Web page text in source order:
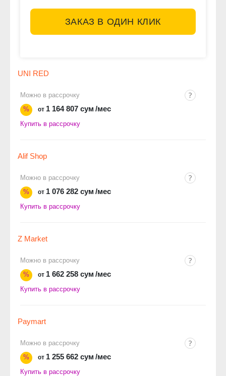
ЗАКАЗ В ОДИН КЛИК
UNI RED
Можно в рассрочку
%
от 1 164 807 сум /мес
Купить в рассрочку
Alif Shop
Можно в рассрочку
%
от 1 076 282 сум /мес
Купить в рассрочку
Z Market
Можно в рассрочку
%
от 1 662 258 сум /мес
Купить в рассрочку
Paymart
Можно в рассрочку
%
от 1 255 662 сум /мес
Купить в рассрочку